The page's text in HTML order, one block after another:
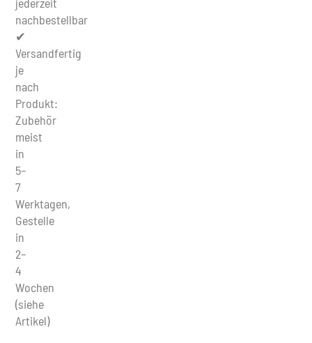
nachbestellbar
✔
Versandfertig
je
nach
Produkt:
Zubehör
meist
in
5–
7
Werktagen,
Gestelle
in
2–
4
Wochen
(siehe
Artikel)